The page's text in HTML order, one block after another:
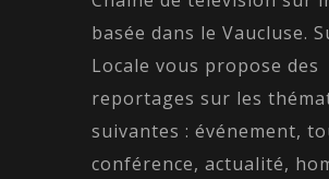
basée dans le Vaucluse.
Locale vous propose des
reportages sur les
suivantes : événement,
conférence, actualité,